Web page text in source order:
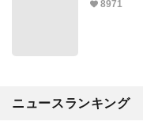
8971
ニュースランキング